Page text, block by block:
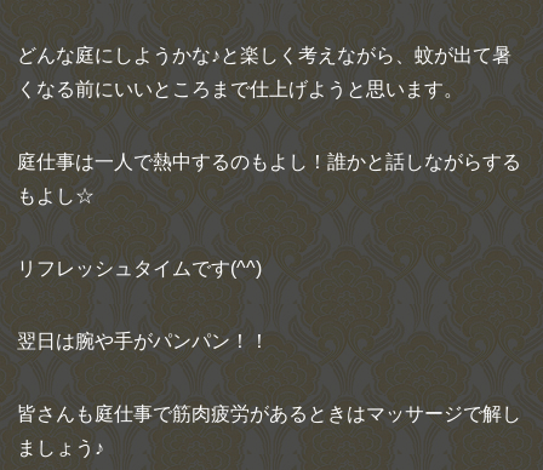
どんな庭にしようかな♪と楽しく考えながら、蚊が出て暑
くなる前にいいところまで仕上げようと思います。
庭仕事は一人で熱中するのもよし！誰かと話しながらする
もよし☆
リフレッシュタイムです(^^)
翌日は腕や手がパンパン！！
皆さんも庭仕事で筋肉疲労があるときはマッサージで解し
ましょう♪